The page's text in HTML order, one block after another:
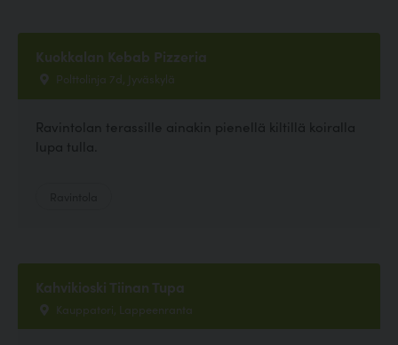
Kuokkalan Kebab Pizzeria
Polttolinja 7d, Jyväskylä
Ravintolan terassille ainakin pienellä kiltillä koiralla
lupa tulla.
Kahvikioski Tiinan Tupa
Kauppatori, Lappeenranta